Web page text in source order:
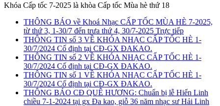
Khóa Cấp tốc 7-2025 là khòa Cấp tốc Mùa hè thứ 18
THÔNG BÁO về Khoá Nhạc CẤP TỐC MÙA HÈ 7-2025,
từ thứ 3, 1-30/7 đến trưa thứ 4, 30/7-2025 Trực tiếp
THÔNG TIN số 3 VỀ KHÓA NHẠC CẤP TỐC HÈ 1-
30/7/2024 Cố định tại CĐ-GX ĐAKAO.
THÔNG TIN số 2 VỀ KHÓA NHẠC CẤP TỐC HÈ 1-
30/7/2024 Cố định tại CĐ-GX ĐAKAO.
THÔNG TIN số 1 VỀ KHÓA NHẠC CẤP TỐC HÈ 1-
30/7/2024 Cố định tại CĐ-GX ĐAKAO.
THÔNG BÁO CĐ QUÊ HƯƠNG: Chuẩn bị lễ Hiển Linh
chiều 7-1-2024 tại gx Đa kao, giỗ 36 năm nhạc sư Hải Linh